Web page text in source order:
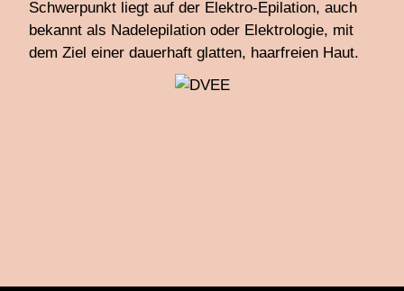
Schwerpunkt liegt auf der Elektro-Epilation, auch
bekannt als Nadelepilation oder Elektrologie, mit
dem Ziel einer dauerhaft glatten, haarfreien Haut.